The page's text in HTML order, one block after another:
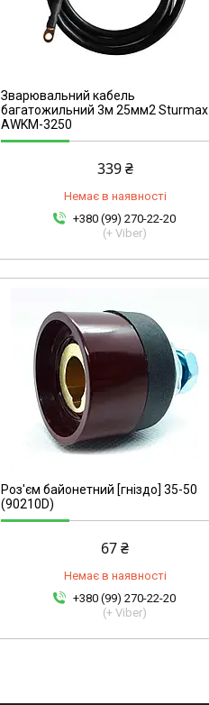
Зварювальний кабель
багатожильний 3м 25мм2 Sturmax
AWKM-3250
339 ₴
Немає в наявності
+380 (99) 270-22-20
(+ Viber)
AWP-1025
Роз'єм байонетний [гніздо] 35-50
(90210D)
67 ₴
Немає в наявності
+380 (99) 270-22-20
(+ Viber)